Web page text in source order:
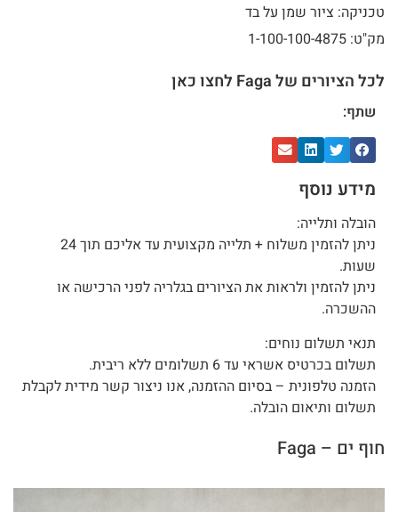
טכניקה: ציור שמן על בד
מק"ט: 1-100-100-4875
לכל הציורים של Faga לחצו כאן
שתף:
מידע נוסף
הובלה ותלייה:
ניתן להזמין משלוח + תלייה מקצועית עד אליכם תוך 24
שעות.
ניתן להזמין ולראות את הציורים בגלריה לפני הרכישה או
ההשכרה.
תנאי תשלום נוחים:
תשלום בכרטיס אשראי עד 6 תשלומים ללא ריבית.
הזמנה טלפונית – בסיום ההזמנה, אנו ניצור קשר מידית לקבלת
תשלום ותיאום הובלה.
חוף ים – Faga